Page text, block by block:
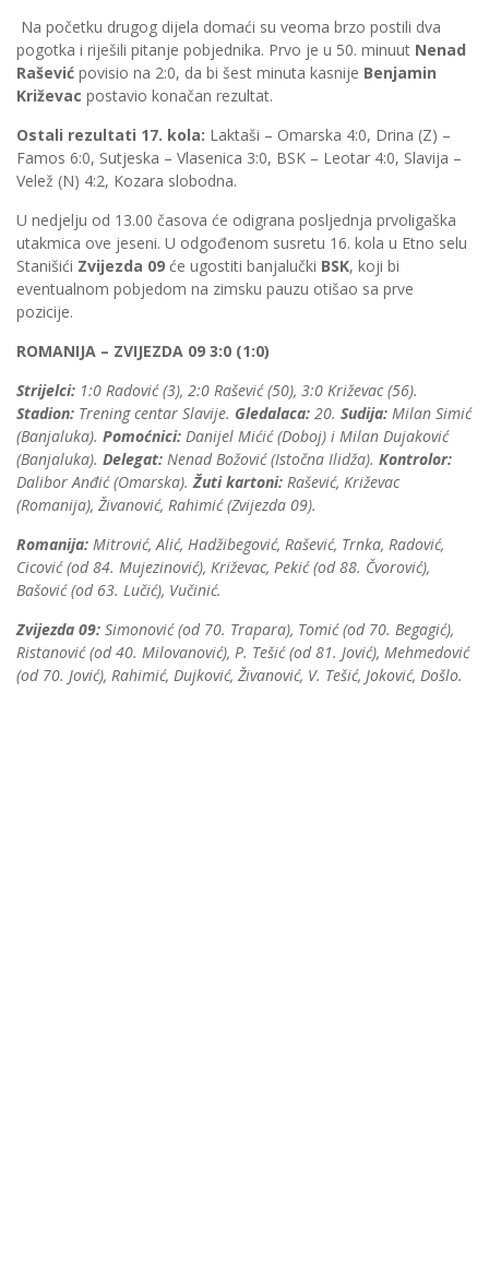
Na početku drugog dijela domaći su veoma brzo postili dva
pogotka i riješili pitanje pobjednika. Prvo je u 50. minuut Nenad
Rašević povisio na 2:0, da bi šest minuta kasnije Benjamin
Križevac postavio konačan rezultat.
Ostali rezultati 17. kola: Laktaši – Omarska 4:0, Drina (Z) –
Famos 6:0, Sutjeska – Vlasenica 3:0, BSK – Leotar 4:0, Slavija –
Velež (N) 4:2, Kozara slobodna.
U nedjelju od 13.00 časova će odigrana posljednja prvoligaška
utakmica ove jeseni. U odgođenom susretu 16. kola u Etno selu
Stanišići Zvijezda 09 će ugostiti banjalučki BSK, koji bi
eventualnom pobjedom na zimsku pauzu otišao sa prve
pozicije.
ROMANIJA – ZVIJEZDA 09 3:0 (1:0)
Strijelci: 1:0 Radović (3), 2:0 Rašević (50), 3:0 Križevac (56).
Stadion: Trening centar Slavije. Gledalaca: 20. Sudija: Milan Simić
(Banjaluka). Pomoćnici: Danijel Mićić (Doboj) i Milan Dujaković
(Banjaluka). Delegat: Nenad Božović (Istočna Ilidža). Kontrolor:
Dalibor Anđić (Omarska).Žuti kartoni: Rašević, Križevac
(Romanija), Živanović, Rahimić (Zvijezda 09).
Romanija: Mitrović, Alić, Hadžibegović, Rašević, Trnka, Radović,
Cicović (od 84. Mujezinović), Križevac, Pekić (od 88. Čvorović),
Bašović (od 63. Lučić), Vučinić.
Zvijezda 09: Simonović (od 70. Trapara), Tomić (od 70. Begagić),
Ristanović (od 40. Milovanović), P. Tešić (od 81. Jović), Mehmedović
(od 70. Jović), Rahimić, Dujković, Živanović, V. Tešić, Joković, Došlo.